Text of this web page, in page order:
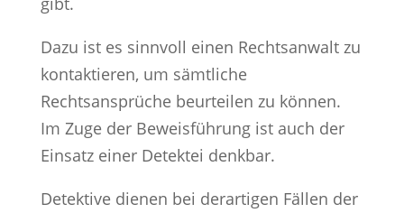
Dazu ist es sinnvoll einen Rechtsanwalt zu
kontaktieren, um sämtliche
Rechtsansprüche beurteilen zu können.
Im Zuge der Beweisführung ist auch der
Einsatz einer Detektei denkbar.
Detektive dienen bei derartigen Fällen der